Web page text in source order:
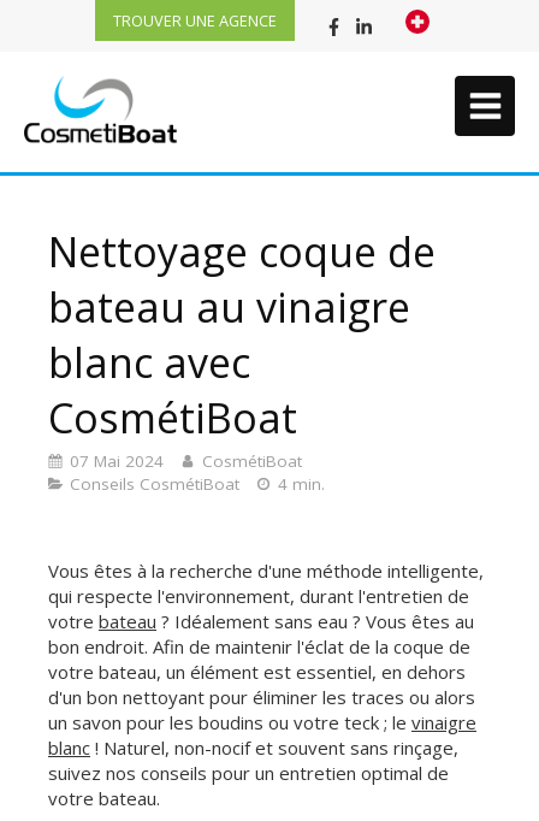
TROUVER UNE AGENCE
Nettoyage coque de
bateau au vinaigre
blanc avec
CosmétiBoat
07 Mai 2024
CosmétiBoat
Conseils CosmétiBoat
4 min.
Vous êtes à la recherche d'une méthode intelligente,
qui respecte l'environnement, durant l'entretien de
votre bateau ? Idéalement sans eau ? Vous êtes au
bon endroit. Afin de maintenir l'éclat de la coque de
votre bateau, un élément est essentiel, en dehors
d'un bon nettoyant pour éliminer les traces ou alors
un savon pour les boudins ou votre teck ; le vinaigre
blanc ! Naturel, non-nocif et souvent sans rinçage,
suivez nos conseils pour un entretien optimal de
votre bateau.